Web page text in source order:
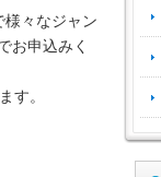
々なジャン
お申込みく
す。